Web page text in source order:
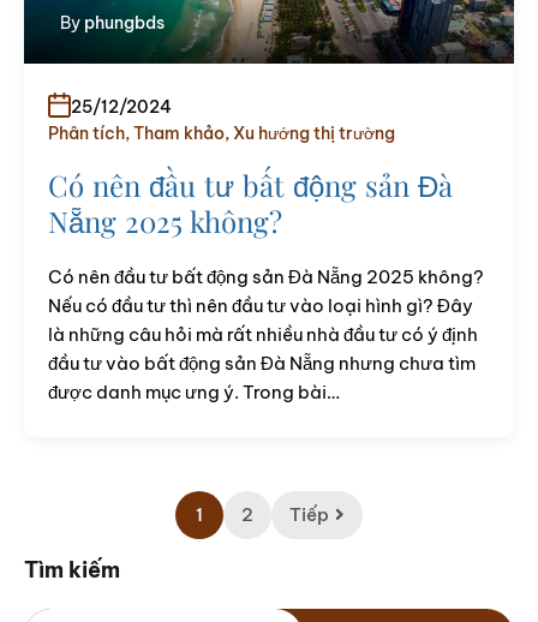
By phungbds
25/12/2024
Phân tích,Tham khảo, Xu hướng thị trường
Có nên đầu tư bất động sản Đà
Nẵng 2025 không?
Có nên đầu tư bất động sản Đà Nẵng 2025 không?
Nếu có đầu tư thì nên đầu tư vào loại hình gì? Đây
là những câu hỏi mà rất nhiều nhà đầu tư có ý định
đầu tư vào bất động sản Đà Nẵng nhưng chưa tìm
được danh mục ưng ý. Trong bài…
1 2 Tiếp
Tìm kiếm